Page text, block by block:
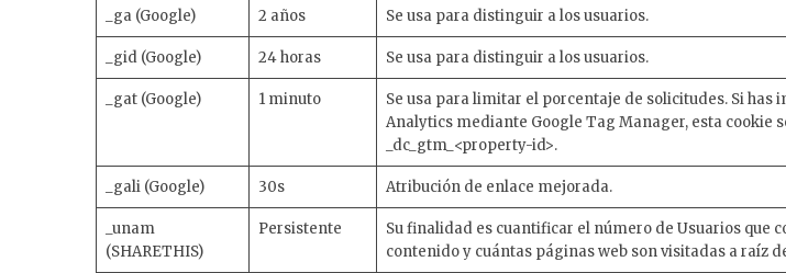
_ga (Google) 2 años Se usa para distinguir a los usuarios.
_gid (Google) 24 horas Se usa para distinguir a los usuarios.
_gat (Google) 1 minuto
Se usa para limitar el porcentaje de solicitudes. Si has
Analytics mediante Google Tag Manager, esta cookie
_dc_gtm_<property-id>.
_gali (Google) 30s Atribución de enlace mejorada.
_unam
(SHARETHIS)
Persistente
Su finalidad es cuantificar el número de Usuarios que
contenido y cuántas páginas web son visitadas a raíz